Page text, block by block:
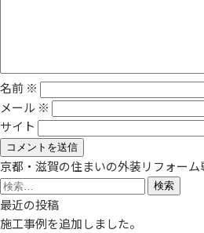
名前 ※
メール ※
サイト
京都・滋賀の住まいの外装リフォーム
検
索:
最近の投稿
施工事例を追加しました。